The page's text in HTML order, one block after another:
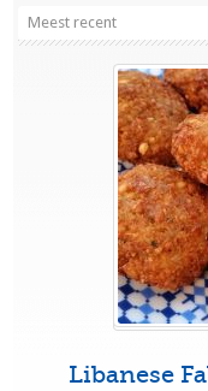
Meest recent
Libanese